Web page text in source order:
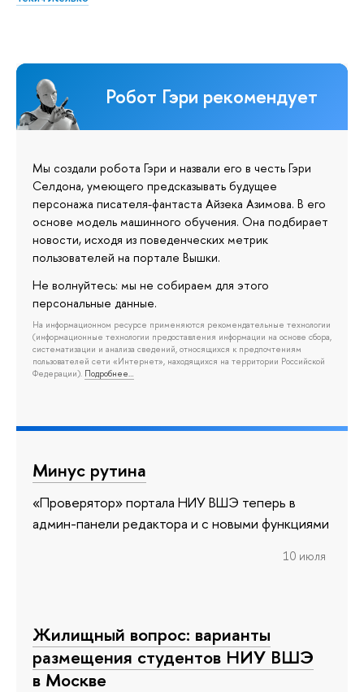
Робот Гэри рекомендует
Мы создали робота Гэри и назвали его в честь Гэри
Селдона, умеющего предсказывать будущее
персонажа писателя-фантаста Айзека Азимова. В его
основе модель машинного обучения. Она подбирает
новости, исходя из поведенческих метрик
пользователей на портале Вышки.
Не волнуйтесь: мы не собираем для этого
персональные данные.
На информационном ресурсе применяются рекомендательные технологии
(информационные технологии предоставления информации на основе сбора,
систематизации и анализа сведений, относящихся к предпочтениям
пользователей сети «Интернет», находящихся на территории Российской
Федерации). Подробнее…
Минус рутина
«Проверятор» портала НИУ ВШЭ теперь в
админ-панели редактора и с новыми функциями
10 июля
Жилищный вопрос: варианты
размещения студентов НИУ ВШЭ
в Москве